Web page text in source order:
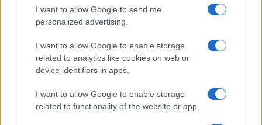
I want to allow Google to send me
personalized advertising.
I want to allow Google to enable storage
related to analytics like cookies on web or
device identifiers in apps.
I want to allow Google to enable storage
related to functionality of the website or app.
Cristian Castiglioni · 8 Ago 2026